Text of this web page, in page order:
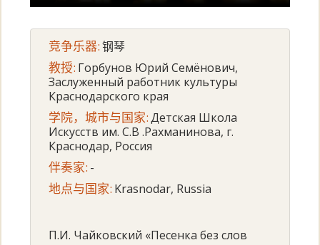
竞争乐器:钢琴
教授: Горбунов Юрий Семёнович,
Заслуженный работник культуры
Краснодарского края
学院，城市与国家:Детская Школа
Искусств им. С.В .Рахманинова, г.
Краснодар, Россия
伴奏家: -
地点与国家: Krasnodar, Russia
П.И. Чайковский «Песенка без слов